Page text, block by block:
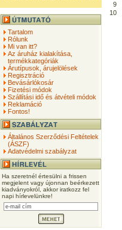
Tartalom
Rólunk
Mi van itt?
Az áruház kialakítása,
termékkategóriák
Árutípusok, árujelölések
Regisztráció
Bevásárlókosár
Fizetési módok
Szállítási idő és átvételi módok
Reklamáció
Fontos!
Általános Szerződési Feltételek
(ÁSZF)
Adatvédelmi szabályzat
Ha szeretnél értesülni a frissen
megjelent vagy újonnan beérkezett
kiadványokról, akkor iratkozz fel
napi hírlevelünkre!
9
10